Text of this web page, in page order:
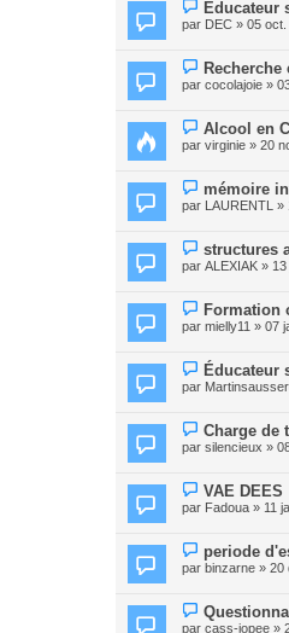
Educateur
par DEC » 05
par cocolajoie »
Alcool en
par virginie » 20
mémoire
par LAURENTL »
structures
par ALEXIAK » 13
Formation
par mielly11 » 07
Éducateur
par
Charge de
par silencieux »
VAE DEES
par Fadoua » 11
periode
par binzarne » 20
par cass-iopee »